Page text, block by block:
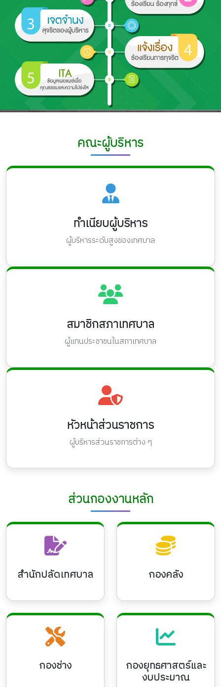
คณะผู้บริหาร
ทำเนียบผู้บริหาร
ผู้บริหารระดับสูงของเทศบาล
สมาชิกสภาเทศบาล
ผู้แทนประชาชนในสภาเทศบาล
หัวหน้าส่วนราชการ
ผู้บริหารส่วนราชการต่าง ๆ
ส่วนกองงานหลัก
สำนักปลัดเทศบาล กองคลัง
กองช่าง กองยุทธศาสตร์และ
งบประมาณ